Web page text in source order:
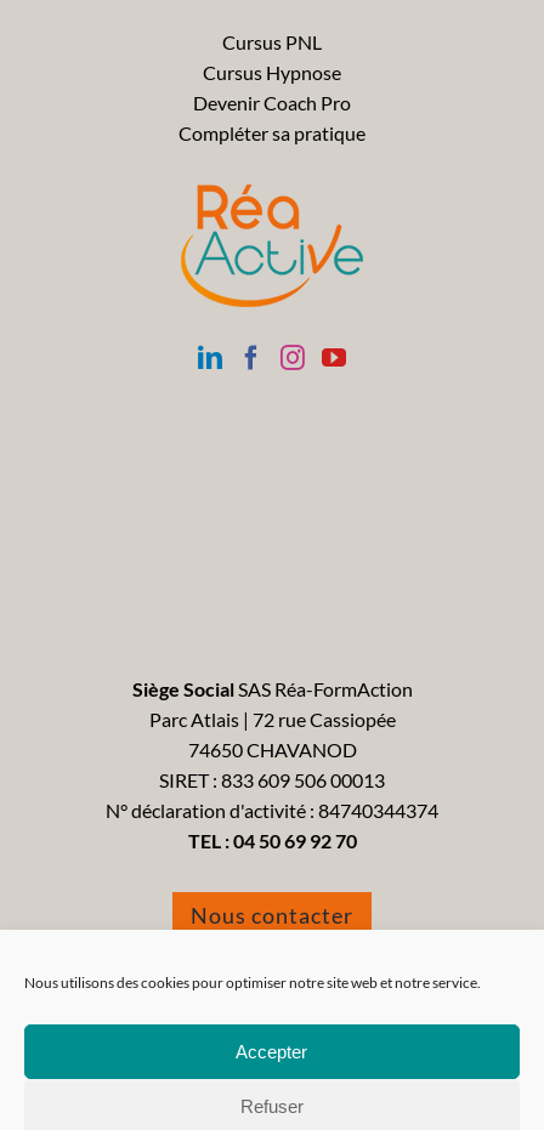
Nous utilisons des cookies pour optimiser notre site web et notre service.
Accepter
Refuser
Cursus PNL
Cursus Hypnose
Devenir Coach Pro
Compléter sa pratique
Siège SocialSAS Réa-FormAction
Parc Atlais | 72 rue Cassiopée
74650 CHAVANOD
SIRET : 833 609 506 00013
N° déclaration d'activité : 84740344374
TEL :04 50 69 92 70
Nous contacter